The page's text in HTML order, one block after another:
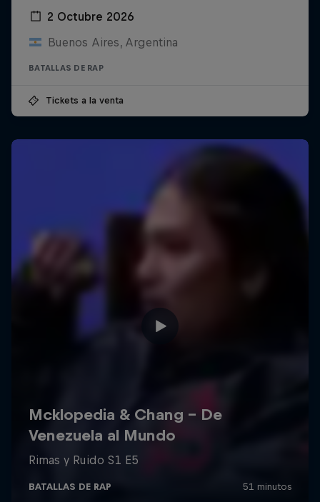
2 Octubre 2026
Buenos Aires, Argentina
BATALLAS DE RAP
Tickets a la venta